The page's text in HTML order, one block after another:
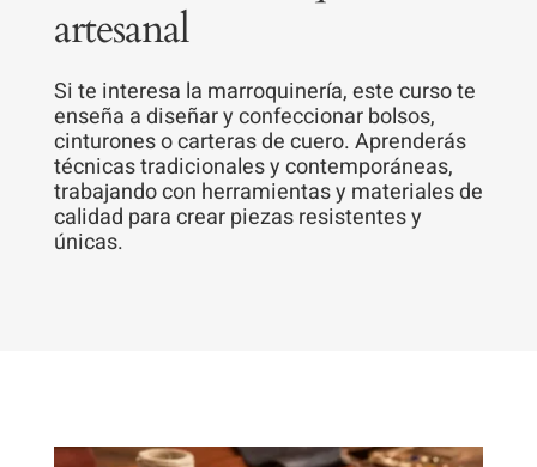
artesanal
Si te interesa la marroquinería, este curso te
enseña a diseñar y confeccionar bolsos,
cinturones o carteras de cuero. Aprenderás
técnicas tradicionales y contemporáneas,
trabajando con herramientas y materiales de
calidad para crear piezas resistentes y
únicas.